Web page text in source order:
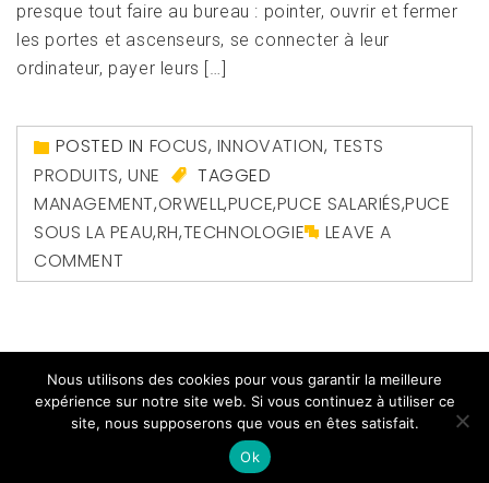
presque tout faire au bureau : pointer, ouvrir et fermer
les portes et ascenseurs, se connecter à leur
ordinateur, payer leurs […]
POSTED IN FOCUS, INNOVATION,TESTS
PRODUITS,UNE
TAGGED
MANAGEMENT,ORWELL,PUCE,PUCE SALARIÉS,PUCE
SOUS LA PEAU,RH,TECHNOLOGIE
LEAVE A
COMMENT
Copyright All right reserved| Theme: Magazine Prime
Themeinwp
Nous utilisons des cookies pour vous garantir la meilleure
expérience sur notre site web. Si vous continuez à utiliser ce
site, nous supposerons que vous en êtes satisfait.
Ok